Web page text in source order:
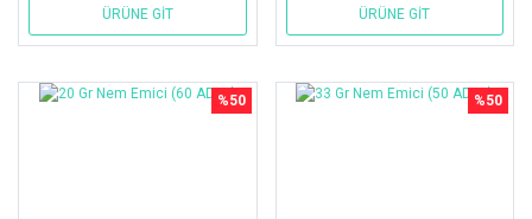
ÜRÜNE GİT ÜRÜNE GİT
%50 %50